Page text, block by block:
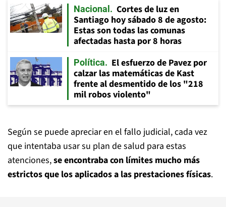
Nacional
Cortes de luz en
Santiago hoy sábado 8 de agosto:
Estas son todas las comunas
afectadas hasta por 8 horas
Política
El esfuerzo de Pavez por
calzar las matemáticas de Kast
frente al desmentido de los "218
mil robos violento"
Según se puede apreciar en el fallo judicial, cada vez
que intentaba usar su plan de salud para estas
atenciones,se encontraba con límites mucho más
estrictos que los aplicados a las prestaciones físicas.